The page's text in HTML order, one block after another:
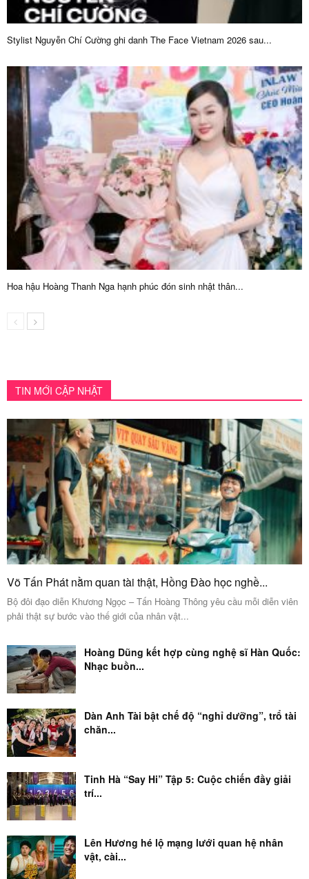
Stylist Nguyễn Chí Cường ghi danh The Face Vietnam 2026 sau...
Hoa hậu Hoàng Thanh Nga hạnh phúc đón sinh nhật thân...
TIN MỚI CẬP NHẬT
Võ Tấn Phát nằm quan tài thật, Hồng Đào học nghề...
Bộ đôi đạo diễn Khương Ngọc – Tấn Hoàng Thông yêu cầu mỗi diễn viên
phải thật sự bước vào thế giới của nhân vật...
Hoàng Dũng kết hợp cùng nghệ sĩ Hàn Quốc:
Nhạc buồn...
Dàn Anh Tài bật chế độ “nghỉ dưỡng”, trổ tài
chăn...
Tinh Hà “Say Hi” Tập 5: Cuộc chiến đầy giải
trí...
Lên Hương hé lộ mạng lưới quan hệ nhân
vật, cài...